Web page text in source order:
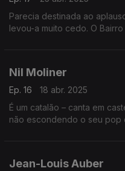
Parecia destinada ao
levou-a muito cedo. O
Nil Moliner
Ep. 16
18 abr. 2025
É um catalão – canta em
não escondendo o seu pop
Jean-Louis Auber